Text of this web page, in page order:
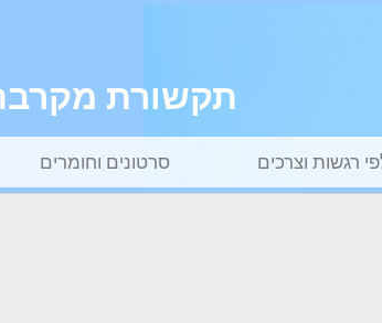
תקשורת מקרבת
רגשות וצרכים סרטונים וחומרים